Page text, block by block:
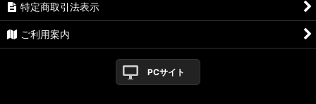
特定商取引法表示
ご利用案内
PCサイト